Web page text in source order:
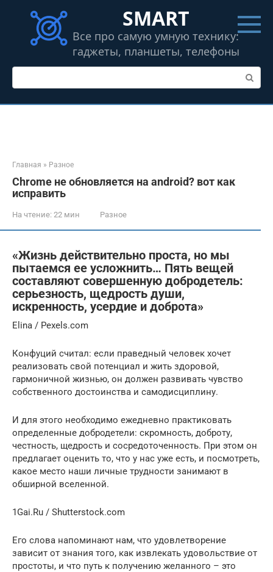
контенту
SMART
Все про самую умную технику:
гаджеты, планшеты, телефоны
Поиск:
Главная » Разное
Chrome не обновляется на android? вот как
исправить
На чтение: 22 мин Разное
«Жизнь действительно проста, но мы
пытаемся ее усложнить… Пять вещей
составляют совершенную добродетель:
серьезность, щедрость души,
искренность, усердие и доброта»
Elina / Pexels.com
Конфуций считал: если праведный человек хочет
реализовать свой потенциал и жить здоровой,
гармоничной жизнью, он должен развивать чувство
собственного достоинства и самодисциплину.
И для этого необходимо ежедневно практиковать
определенные добродетели: скромность, доброту,
честность, щедрость и сосредоточенность. При этом он
предлагает оценить то, что у нас уже есть, и посмотреть,
какое место наши личные трудности занимают в
обширной вселенной.
1Gai.Ru / Shutterstock.com
Его слова напоминают нам, что удовлетворение
зависит от знания того, как извлекать удовольствие от
простоты, и что путь к получению желанного – это